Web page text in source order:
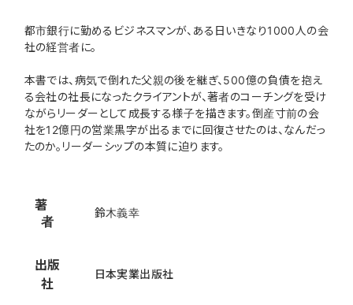
都市銀行に勤めるビジネスマンが、ある日いきなり1000人の会
社の経営者に。
本書では、病気で倒れた父親の後を継ぎ、500億の負債を抱え
る会社の社長になったクライアントが、著者のコーチングを受け
ながらリーダーとして成長する様子を描きます。倒産寸前の会
社を12億円の営業黒字が出るまでに回復させたのは、なんだっ
たのか。リーダーシップの本質に迫ります。
著
者
鈴木義幸
出版
社
日本実業出版社